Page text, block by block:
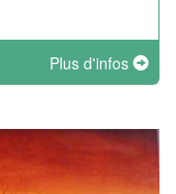
Plus d'infos